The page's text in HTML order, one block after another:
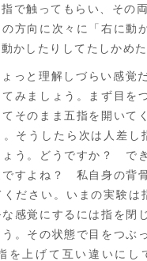
で触ってもらい、その
方向に次々に「右に動
かしたりしてたしかめ
っと理解しづらい感覚
みましょう。まず目を
そのまま五指を開いて
そうしたら次は人差
ょう。どうですか？ で
すよね？ 私自身の背
ださい。いまの実験は
感覚にするには指を閉
。その状態で目をつぶ
を上げて互い違いにし